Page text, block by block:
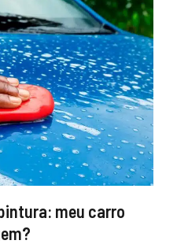
meu carro